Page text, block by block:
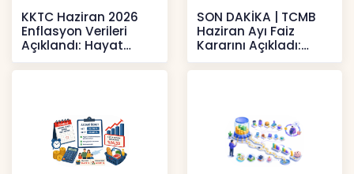
KKTC Haziran 2026
Enflasyon Verileri
Açıklandı: Hayat
Pahalılığı Yükselişini
Sür
SON DAKİKA | TCMB
Haziran Ayı Faiz
Kararını Açıkladı:
Politika Faizi Yüzde
37’de